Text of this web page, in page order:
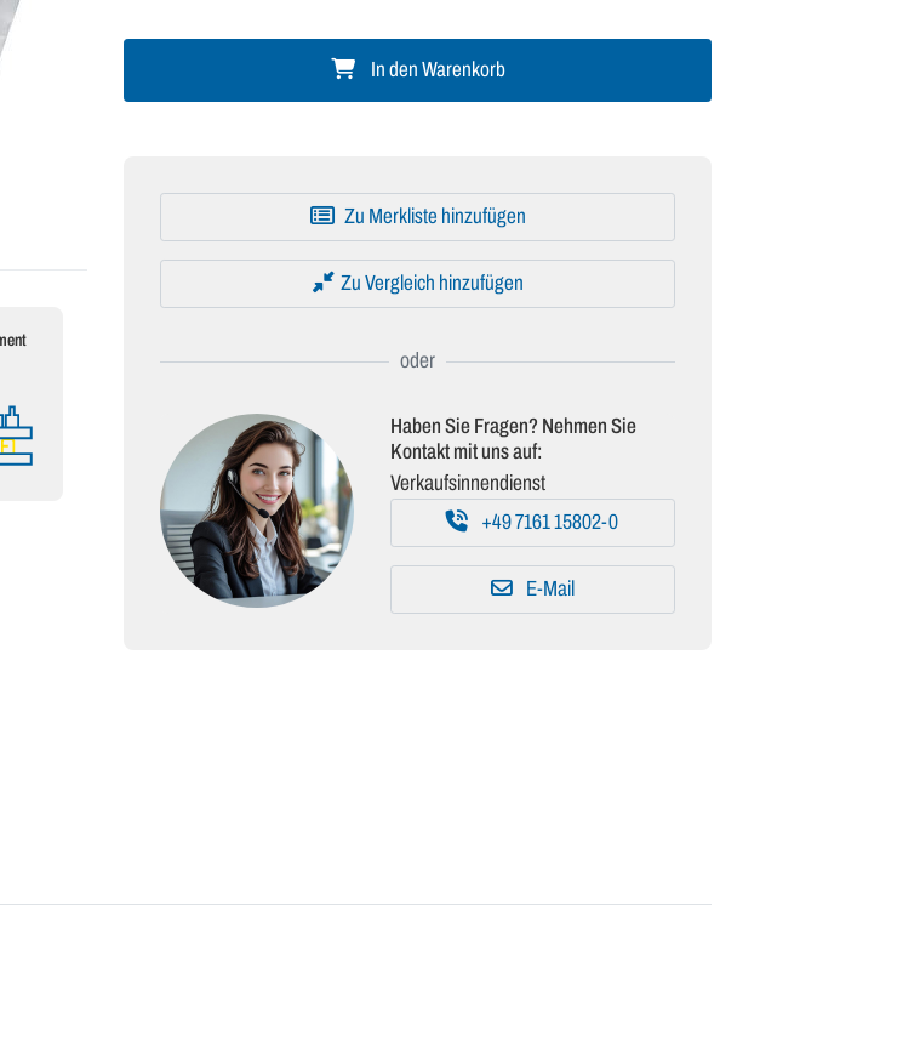
In den Warenkorb
Zu Merkliste hinzufügen
Zu Vergleich hinzufügen
Haben Sie Fragen? Nehmen Sie
Kontakt mit uns auf:
Verkaufsinnendienst
+49 7161 15802-0
E-Mail